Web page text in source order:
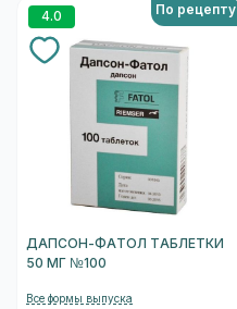
4.0 По рецепту
ДАПСОН-ФАТОЛ ТАБЛЕТКИ
50 МГ №100
Все формы выпуска